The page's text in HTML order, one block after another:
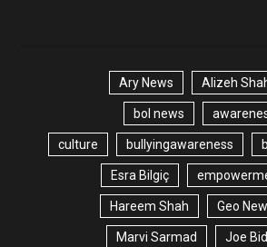
Alizeh
Ary News
bol news
bullyingawareness
culture
Esra Bilgiç
Geo
Hareem Shah
Joe
Marvi Sarmad